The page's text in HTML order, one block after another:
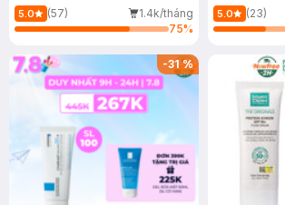
Dầu 500ml
5.0 (57)
1.4k/tháng
75%
(Mới)
5.0 (23)
-31%